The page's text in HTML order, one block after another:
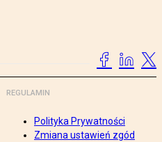
REGULAMIN
Polityka Prywatności
Zmiana ustawień zgód